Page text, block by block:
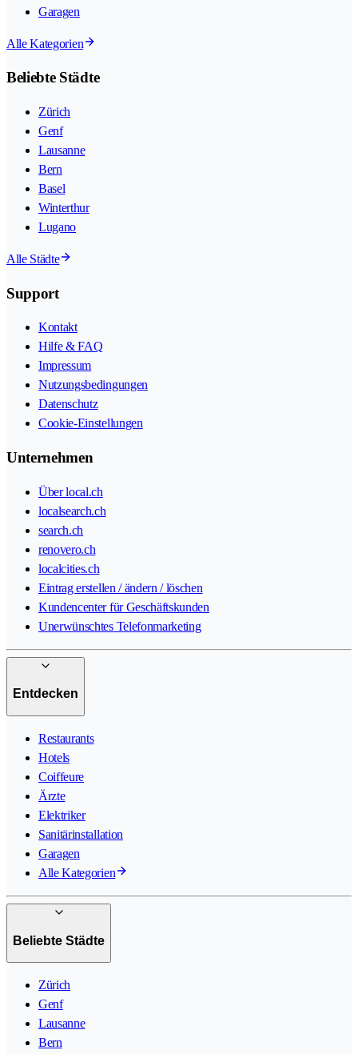
Garagen
Alle Kategorien
Beliebte Städte
Zürich
Genf
Lausanne
Bern
Basel
Winterthur
Lugano
Alle Städte
Support
Kontakt
Hilfe & FAQ
Impressum
Nutzungsbedingungen
Datenschutz
Cookie-Einstellungen
Unternehmen
Über local.ch
localsearch.ch
search.ch
renovero.ch
localcities.ch
Eintrag erstellen / ändern / löschen
Kundencenter für Geschäftskunden
Unerwünschtes Telefonmarketing
Entdecken
Restaurants
Hotels
Coiffeure
Ärzte
Elektriker
Sanitärinstallation
Garagen
Alle Kategorien
Beliebte Städte
Zürich
Genf
Lausanne
Bern